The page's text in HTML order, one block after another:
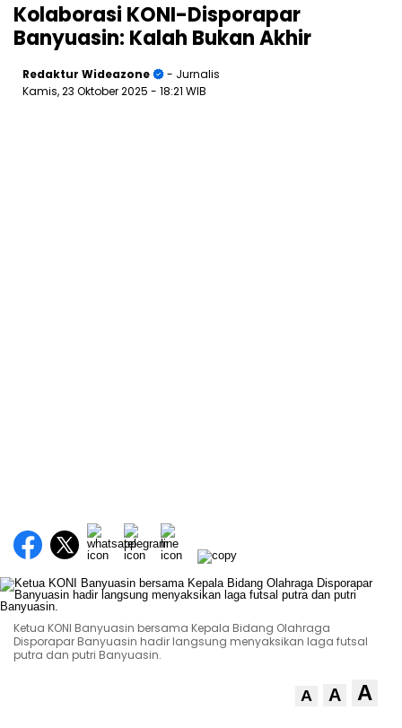
Kolaborasi KONI-Disporapar
Banyuasin: Kalah Bukan Akhir
Redaktur Wideazone
- Jurnalis
Kamis, 23 Oktober 2025 - 18:21 WIB
Ketua KONI Banyuasin bersama Kepala Bidang Olahraga
Disporapar Banyuasin hadir langsung menyaksikan laga futsal
putra dan putri Banyuasin.
A A A